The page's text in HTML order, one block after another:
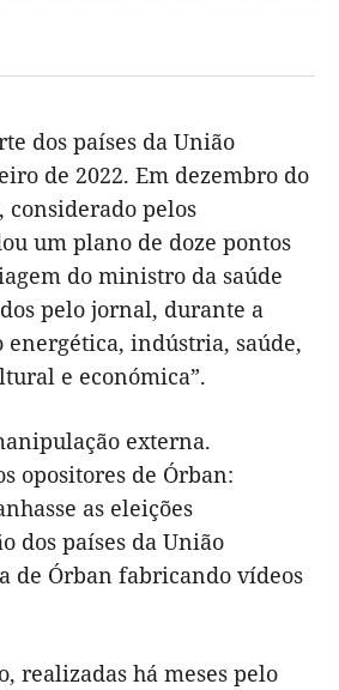
dos países da União
de 2022. Em dezembro do
considerado pelos
um plano de doze pontos
do ministro da saúde
pelo jornal, durante a
energética, indústria, saúde,
e económica”.
externa.
opositores de Órban:
as eleições
dos países da União
de Órban fabricando vídeos
realizadas há meses pelo